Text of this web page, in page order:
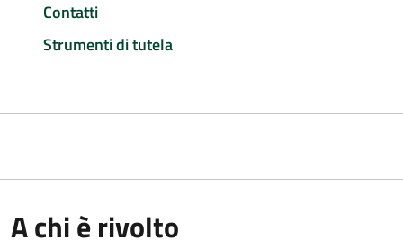
Contatti
Strumenti di tutela
A chi è rivolto